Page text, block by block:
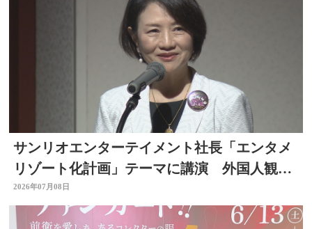
サンリオエンターテイメント社長「エンタメ
リゾート化計画」テーマに講演 外国人観光
客の呼び込みも 大分
2026年07月08日